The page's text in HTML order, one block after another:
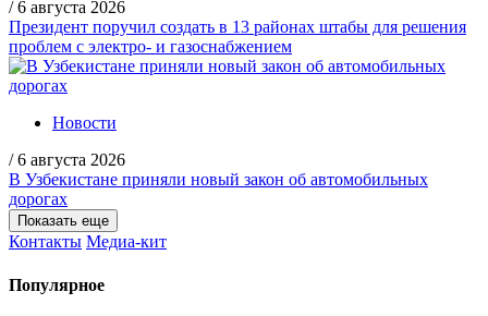
/ 6 августа 2026
Президент поручил создать в 13 районах штабы для решения
проблем с электро- и газоснабжением
Новости
/ 6 августа 2026
В Узбекистане приняли новый закон об автомобильных
дорогах
Показать еще
Контакты Медиа-кит
Популярное